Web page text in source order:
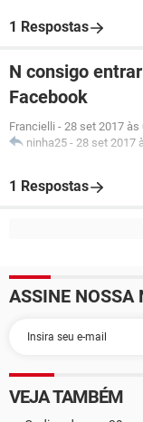
1 Respostas
N consigo
Facebook
Francielli - 28 set 2017 às
ninha25 - 28 set 2017
1 Respostas
ASSINE NOSSA
VEJA TAMBÉM